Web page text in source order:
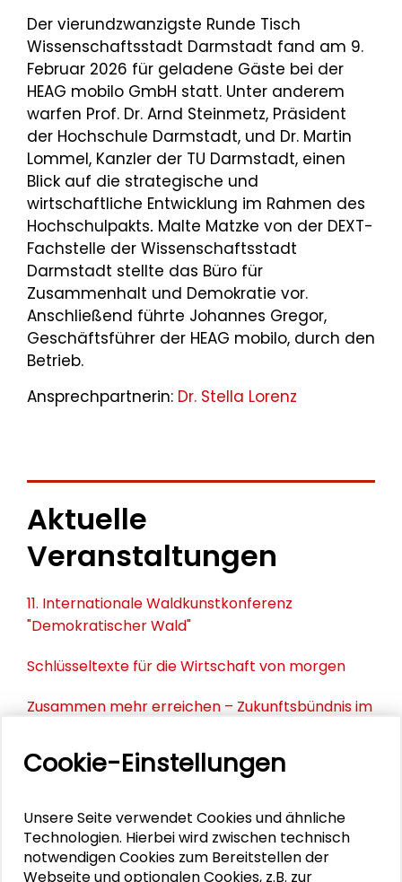
Der vierundzwanzigste Runde Tisch
Wissenschaftsstadt Darmstadt fand am 9.
Februar 2026 für geladene Gäste bei der
HEAG mobilo GmbH statt. Unter anderem
warfen Prof. Dr. Arnd Steinmetz, Präsident
der Hochschule Darmstadt, und Dr. Martin
Lommel, Kanzler der TU Darmstadt, einen
Blick auf die strategische und
wirtschaftliche Entwicklung im Rahmen des
Hochschulpakts. Malte Matzke von der DEXT-
Fachstelle der Wissenschaftsstadt
Darmstadt stellte das Büro für
Zusammenhalt und Demokratie vor.
Anschließend führte Johannes Gregor,
Geschäftsführer der HEAG mobilo, durch den
Betrieb.
Ansprechpartnerin: Dr. Stella Lorenz
Aktuelle
Veranstaltungen
11. Internationale Waldkunstkonferenz
"Demokratischer Wald"
Schlüsseltexte für die Wirtschaft von morgen
Zusammen mehr erreichen – Zukunftsbündnis im
Schader-Festival 2026
25. Runder Tisch Wissenschaftsstadt Darmstadt
Cookie-Einstellungen
Unsere Seite verwendet Cookies und ähnliche
Technologien. Hierbei wird zwischen technisch
notwendigen Cookies zum Bereitstellen der
Webseite und optionalen Cookies, z.B. zur